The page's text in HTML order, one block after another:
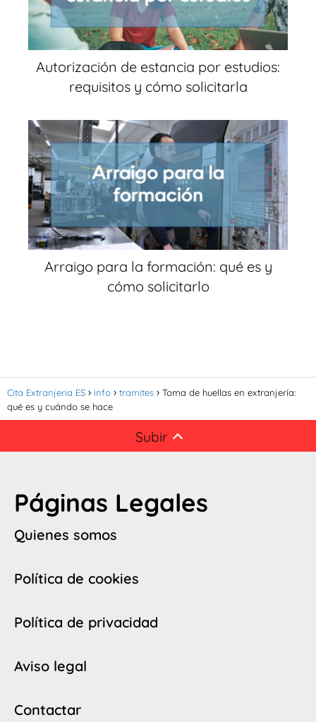
Autorización de estancia por estudios:
requisitos y cómo solicitarla
Arraigo para la formación: qué es y
cómo solicitarlo
Cita Extranjeria ES info tramites
Toma de huellas en extranjería:
qué es y cuándo se hace
Subir
Páginas Legales
Quienes somos
Política de cookies
Política de privacidad
Aviso legal
Contactar